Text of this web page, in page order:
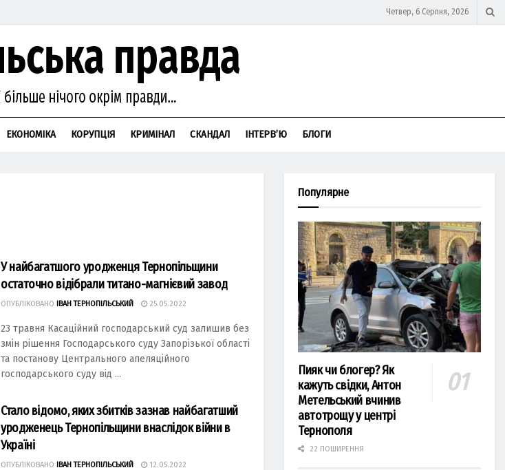
Четвер, 6 Серпня, 2026
ЕКОНОМІКА КОРУПЦІЯ КРИМІНАЛ СКАНДАЛ ІНТЕРВ’Ю БЛОГИ
У найбагатшого уродженця Тернопільщини
остаточно відібрали титано-магнієвий завод
ОПУБЛІКОВАНО ІВАН ТЕРНОПІЛЬСЬКИЙ 25.05.2022
23 травня Касаційний господарський суд залишив без
змін рішення Господарського суду Запорізької області
та постанову Центрального апеляційного
господарського суду від ...
Стало відомо, яких збитків зазнав найбагатший
уродженець Тернопільщини внаслідок війни в
Україні
ОПУБЛІКОВАНО ІВАН ТЕРНОПІЛЬСЬКИЙ 12.05.2022
Популярне
Пияк чи блогер? Як
кажуть свідки, Антон
Метельський вчинив
автотрощу у центрі
Тернополя
22 ПОШИРЕННЯ